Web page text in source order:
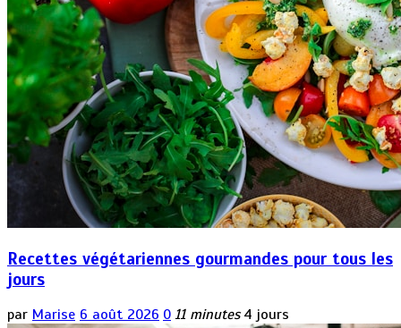
Recettes végétariennes gourmandes pour tous les
jours
par Marise 6 août 2026 0 11 minutes 4 jours